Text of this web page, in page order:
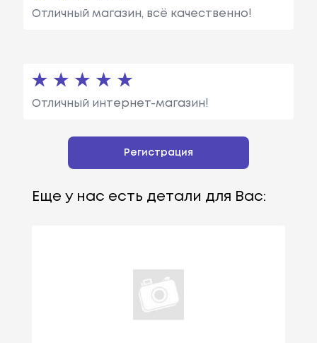
Отличный магазин, всё качественно!
Отличный интернет-магазин!
Регистрация
Еще у нас есть детали для Вас: